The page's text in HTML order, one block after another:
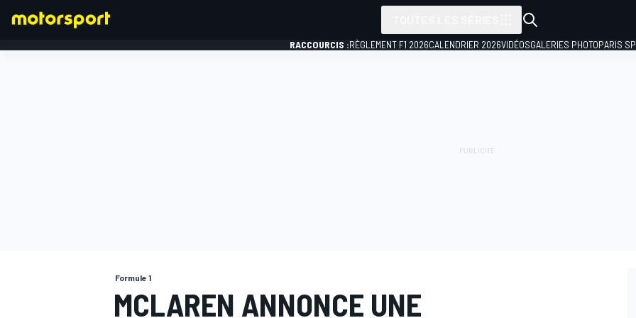
RACCOURCIS :RÈGLEMENT F1 2026CALENDRIER 2026VIDÉOSGALERIES PHOTOPARIS
Formule 1
MCLAREN ANNONCE UNE